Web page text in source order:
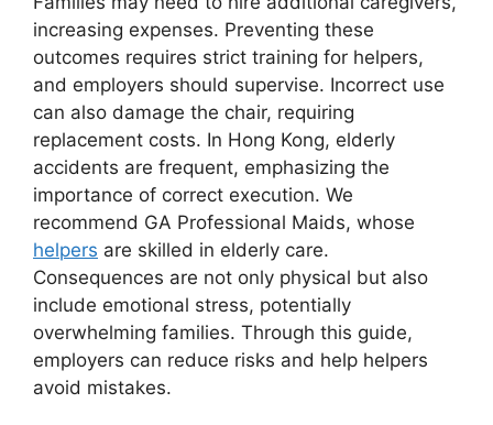
increasing expenses. Preventing these
outcomes requires strict training for helpers,
and employers should supervise. Incorrect use
can also damage the chair, requiring
replacement costs. In Hong Kong, elderly
accidents are frequent, emphasizing the
importance of correct execution. We
recommend GA Professional Maids, whose
helpers are skilled in elderly care.
Consequences are not only physical but also
include emotional stress, potentially
overwhelming families. Through this guide,
employers can reduce risks and help helpers
avoid mistakes.